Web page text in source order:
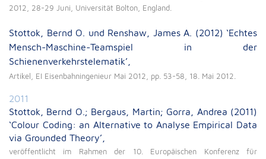
2012, 28-29 Juni, Universität Bolton, England.
Stottok, Bernd O. und Renshaw, James A. (2012) ‘Echtes
Mensch-Maschine-Teamspiel in der
Schienenverkehrstelematik’,
Artikel, EI Eisenbahningenieur Mai 2012, pp. 53-58, 18. Mai 2012.
2011
Stottok, Bernd O.; Bergaus, Martin; Gorra, Andrea (2011)
‘Colour Coding: an Alternative to Analyse Empirical Data
via Grounded Theory’,
veröffentlicht im Rahmen der 10. Europäischen Konferenz für